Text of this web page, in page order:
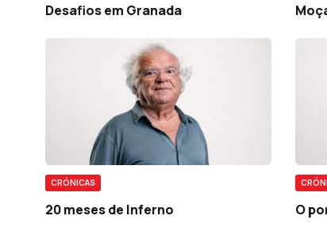
Desafios em Granada
CRÓNICAS
20 meses de Inferno O